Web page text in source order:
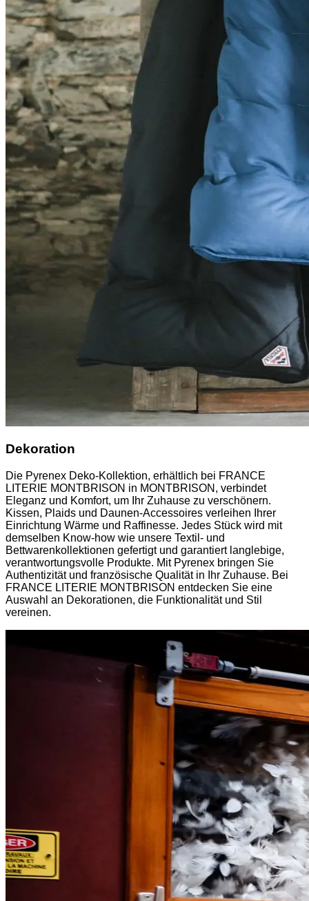
Dekoration
Die Pyrenex Deko-Kollektion, erhältlich bei FRANCE
LITERIE MONTBRISON in MONTBRISON, verbindet
Eleganz und Komfort, um Ihr Zuhause zu verschönern.
Kissen, Plaids und Daunen-Accessoires verleihen Ihrer
Einrichtung Wärme und Raffinesse. Jedes Stück wird mit
demselben Know-how wie unsere Textil- und
Bettwarenkollektionen gefertigt und garantiert langlebige,
verantwortungsvolle Produkte. Mit Pyrenex bringen Sie
Authentizität und französische Qualität in Ihr Zuhause. Bei
FRANCE LITERIE MONTBRISON entdecken Sie eine
Auswahl an Dekorationen, die Funktionalität und Stil
vereinen.